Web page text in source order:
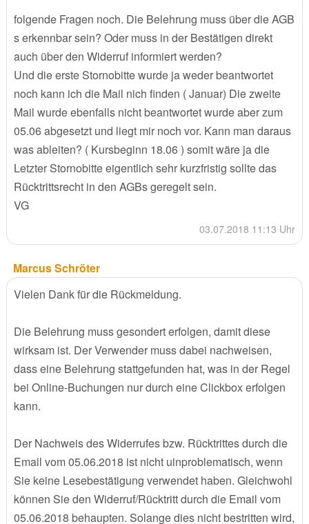
folgende Fragen noch. Die Belehrung muss über die AGB
s erkennbar sein? Oder muss in der Bestätigen direkt
auch über den Widerruf informiert werden?
Und die erste Stornobitte wurde ja weder beantwortet
noch kann ich die Mail nich finden ( Januar) Die zweite
Mail wurde ebenfalls nicht beantwortet wurde aber zum
05.06 abgesetzt und liegt mir noch vor. Kann man daraus
was ableiten? ( Kursbeginn 18.06 ) somit wäre ja die
Letzter Stornobitte eigentlich sehr kurzfristig sollte das
Rücktrittsrecht in den AGBs geregelt sein.
VG
03.07.2018 11:13 Uhr
Marcus Schröter
Vielen Dank für die Rückmeldung.
Die Belehrung muss gesondert erfolgen, damit diese
wirksam ist. Der Verwender muss dabei nachweisen,
dass eine Belehrung stattgefunden hat, was in der Regel
bei Online-Buchungen nur durch eine Clickbox erfolgen
kann.
Der Nachweis des Widerrufes bzw. Rücktrittes durch die
Email vom 05.06.2018 ist nicht uinproblematisch, wenn
Sie keine Lesebestätigung verwendet haben. Gleichwohl
können Sie den Widerruf/Rücktritt durch die Email vom
05.06.2018 behaupten. Solange dies nicht bestritten wird,